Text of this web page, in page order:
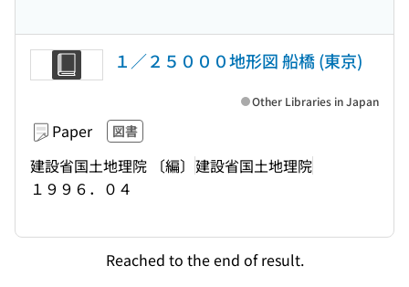
１／２５０００地形図 船橋 (東京)
Paper 図書
建設省国土地理院 〔編〕 建設省国土地理院
１９９６．０４
Other Libraries in Japan
Reached to the end of result.